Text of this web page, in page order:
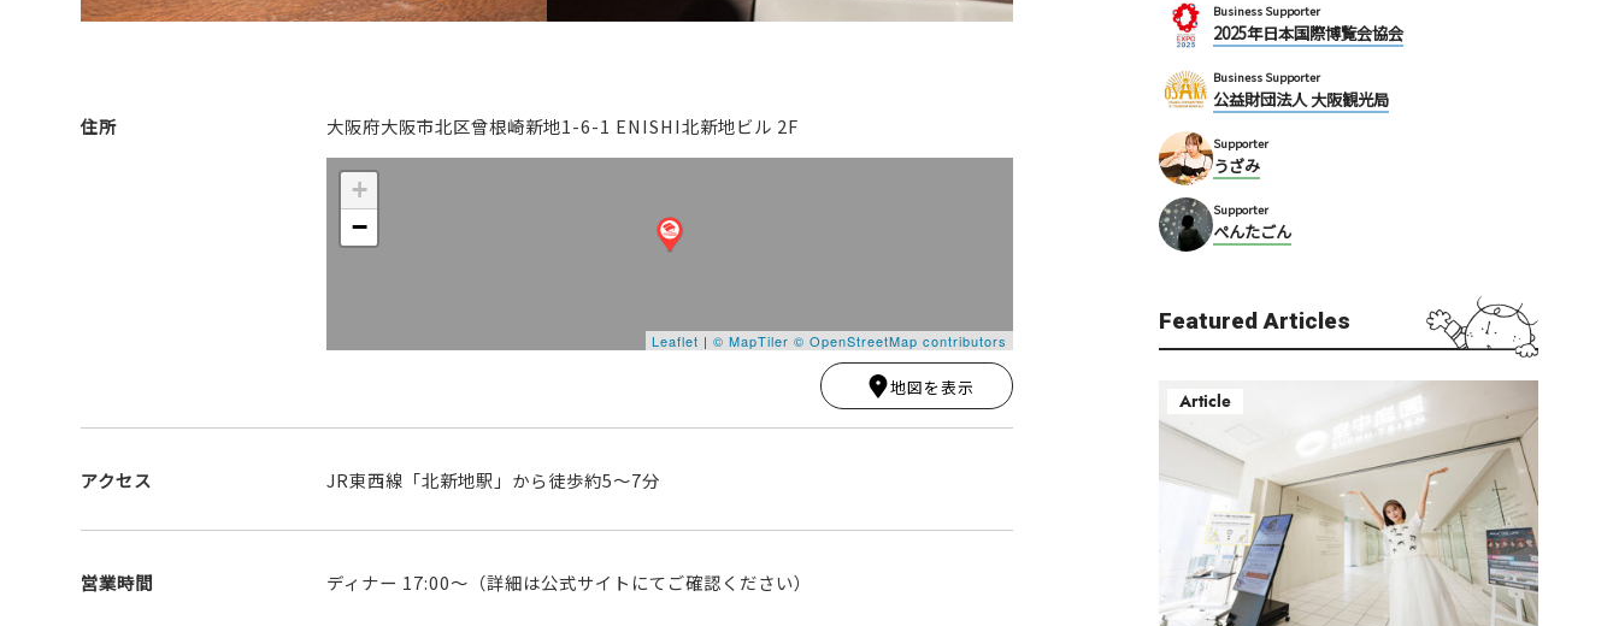
住所 大阪府大阪市北区曾根崎新地1-6-1 ENISHI北新地ビル 2F
+
−
Leaflet |© MapTiler © OpenStreetMap contributors
地図を表示
アクセス JR東西線「北新地駅」から徒歩約5〜7分
営業時間 ディナー 17:00～（詳細は公式サイトにてご確認ください）
Business Supporter
2025年日本国際博覧会協会
Business Supporter
公益財団法人 大阪観光局
Supporter
うざみ
Supporter
ぺんたごん
Featured Articles
Article